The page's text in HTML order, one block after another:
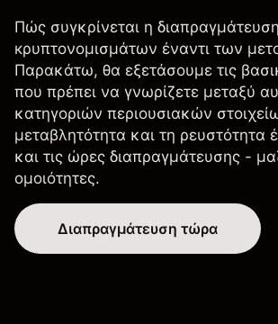
Πώς συγκρίνεται η διαπραγμάτευση
кρυπτονομισμάτων έναντι των
Παρακάτω, θα εξετάσουμε τις
που πρέπει να γνωρίζετε μεταξύ
κατηγοριών περιουσιακών
μεταβλητότητα και τη ρευστότητα
και τις ώρες διαπραγμάτευσης -
ομοιότητες.
Διαπραγμάτευση τώρα